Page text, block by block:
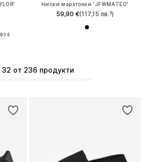
€
Ниски маратонки 'JFWMATEO'
59,90 €(117,15 лв.³)
32 от 236 продукти